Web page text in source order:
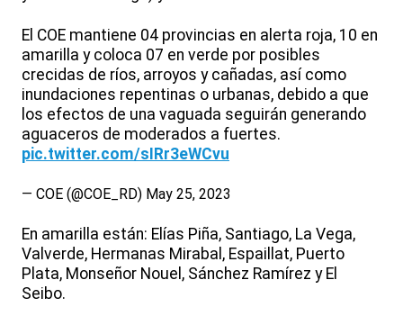
El COE mantiene 04 provincias en alerta roja, 10 en
amarilla y coloca 07 en verde por posibles
crecidas de ríos, arroyos y cañadas, así como
inundaciones repentinas o urbanas, debido a que
los efectos de una vaguada seguirán generando
aguaceros de moderados a fuertes.
pic.twitter.com/sIRr3eWCvu
— COE (@COE_RD) May 25, 2023
En amarilla están: Elías Piña, Santiago, La Vega,
Valverde, Hermanas Mirabal, Espaillat, Puerto
Plata, Monseñor Nouel, Sánchez Ramírez y El
Seibo.